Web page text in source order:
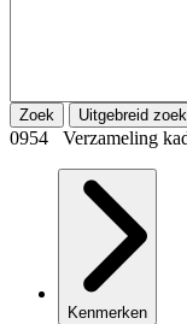
Zoek Uitgebreid
0954 Verzameling
Kenmerken